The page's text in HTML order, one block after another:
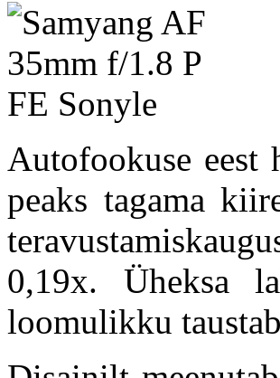
Autofookuse
peaks tagama
0,19x. Üheksa
loomulikku